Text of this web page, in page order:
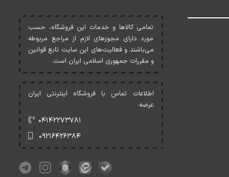
تمامی کالاها و خدمات اين فروشگاه، حسب
مورد دارای مجوزهای لازم از مراجع مربوطه
می‌باشند و فعاليت‌های اين سايت تابع قوانين
و مقررات جمهوری اسلامی ايران است.
اطلاعات تماس با فروشگاه اینترنتی ایران
عرضه:
۰۴۱۴۲۲۷۳۷۸۱
۰۹۲۱۶۴۲۶۳۸۴